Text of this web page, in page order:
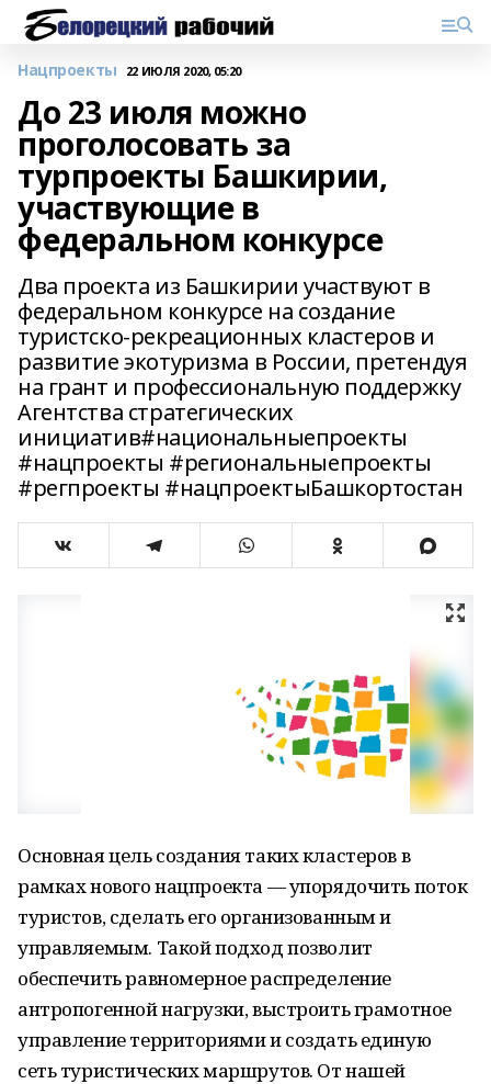
Нацпроекты 22 ИЮЛЯ 2020, 05:20
До 23 июля можно
проголосовать за
турпроекты Башкирии,
участвующие в
федеральном конкурсе
Два проекта из Башкирии участвуют в
федеральном конкурсе на создание
туристско-рекреационных кластеров и
развитие экотуризма в России, претендуя
на грант и профессиональную поддержку
Агентства стратегических
инициатив#национальныепроекты
#нацпроекты #региональныепроекты
#регпроекты #нацпроектыБашкортостан
Основная цель создания таких кластеров в
рамках нового нацпроекта — упорядочить поток
туристов, сделать его организованным и
управляемым. Такой подход позволит
обеспечить равномерное распределение
антропогенной нагрузки, выстроить грамотное
управление территориями и создать единую
сеть туристических маршрутов. От нашей